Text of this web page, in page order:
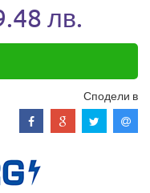
лв.
Сподели в